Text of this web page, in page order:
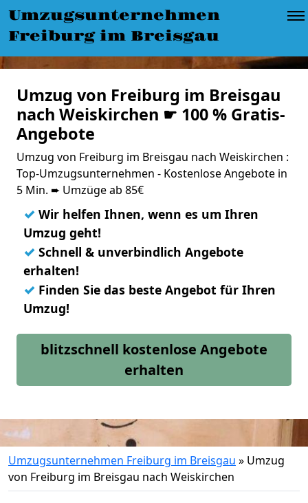
Umzugsunternehmen
Freiburg im Breisgau
Umzug von Freiburg im Breisgau
nach Weiskirchen ☛ 100 % Gratis-
Angebote
Umzug von Freiburg im Breisgau nach Weiskirchen :
Top-Umzugsunternehmen - Kostenlose Angebote in
5 Min. ➨ Umzüge ab 85€
✓ Wir helfen Ihnen, wenn es um Ihren
Umzug geht!
✓ Schnell & unverbindlich Angebote
erhalten!
✓ Finden Sie das beste Angebot für Ihren
Umzug!
blitzschnell kostenlose Angebote
erhalten
Umzugsunternehmen Freiburg im Breisgau » Umzug
von Freiburg im Breisgau nach Weiskirchen